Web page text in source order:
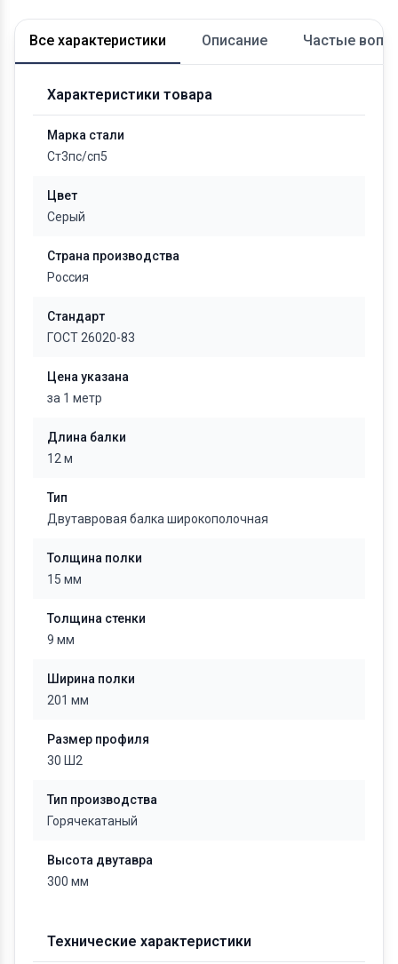
Все характеристики Описание Частые
Характеристики товара
Марка стали
Ст3пс/сп5
Цвет
Серый
Страна производства
Россия
Стандарт
ГОСТ 26020-83
Цена указана
за 1 метр
Длина балки
12 м
Тип
Двутавровая балка широкополочная
Толщина полки
15 мм
Толщина стенки
9 мм
Ширина полки
201 мм
Размер профиля
30 Ш2
Тип производства
Горячекатаный
Высота двутавра
300 мм
Технические характеристики